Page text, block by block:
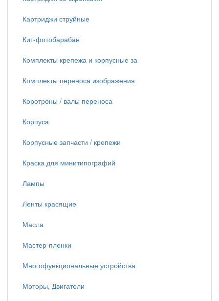
Картриджи струйные
Кит-фотобарабан
Комплекты крепежа и корпусные за
Комплекты переноса изображения
Коротроны / валы переноса
Корпуса
Корпусные запчасти / крепежи
Краска для минитипографий
Лампы
Ленты красящие
Масла
Мастер-пленки
Многофункциональные устройства
Моторы, Двигатели